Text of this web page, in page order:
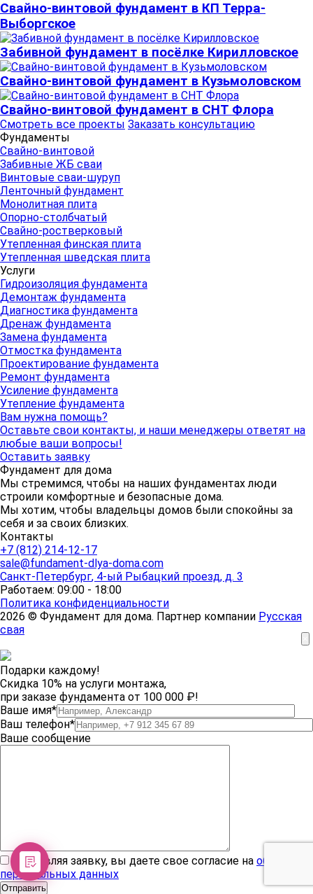
Свайно-винтовой фундамент в КП Терра-
Выборгское
Забивной фундамент в посёлке Кирилловское
Свайно-винтовой фундамент в Кузьмоловском
Свайно-винтовой фундамент в СНТ Флора
Смотреть все проекты Заказать консультацию
Фундаменты
Свайно-винтовой
Забивные ЖБ сваи
Винтовые сваи-шуруп
Ленточный фундамент
Монолитная плита
Опорно-столбчатый
Свайно-ростверковый
Утепленная финская плита
Утепленная шведская плита
Услуги
Гидроизоляция фундамента
Демонтаж фундамента
Диагностика фундамента
Дренаж фундамента
Замена фундамента
Отмостка фундамента
Проектирование фундамента
Ремонт фундамента
Усиление фундамента
Утепление фундамента
Вам нужна помощь?
Оставьте свои контакты, и наши менеджеры ответят на
любые ваши вопросы!
Оставить заявку
Фундамент для дома
Мы стремимся, чтобы на наших фундаментах люди
строили комфортные и безопасные дома.
Мы хотим, чтобы владельцы домов были спокойны за
себя и за своих близких.
Контакты
+7 (812) 214-12-17
sale@fundament-dlya-doma.com
Санкт-Петербург, 4-ый Рыбацкий проезд, д. 3
Работаем: 09:00 - 18:00
Политика конфиденциальности
2026 © Фундамент для дома. Партнер компании Русская
свая
Подарки каждому!
Скидка 10% на услуги монтажа,
при заказе фундамента от 100 000 ₽!
Ваше имя*
Ваш телефон*
Ваше сообщение
Отправляя заявку, вы даете свое согласие на обработку
персональных данных